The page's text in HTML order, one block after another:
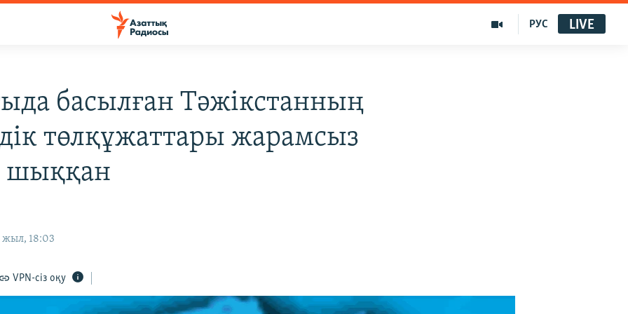
РУС LIVE
басылған Тәжікстанның
төлқұжаттары жарамсыз
шыққан
18:03
VPN-сіз оқу